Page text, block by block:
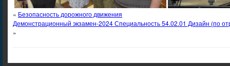
« Безопасность дорожного движения
Демонстрационный экзамен-2024 Специальность 54.02.01 Дизайн (по
»